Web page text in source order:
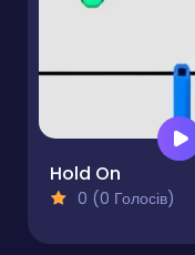
Hold On
0 (0 Голосів)